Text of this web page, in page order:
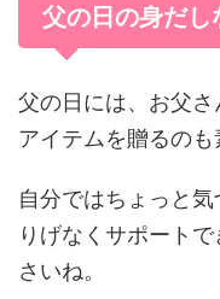
父の日の身だ
父の日には、お父
アイテムを贈るのも
自分ではちょっと
りげなくサポート
さいね。